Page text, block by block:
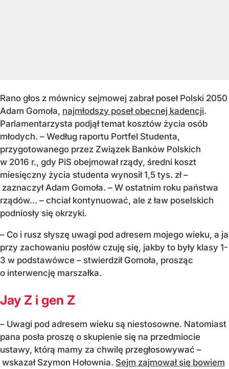
Rano głos z mównicy sejmowej zabrał poseł Polski 2050
Adam Gomoła, najmłodszy poseł obecnej kadencji.
Parlamentarzysta podjął temat kosztów życia osób
młodych. – Według raportu Portfel Studenta,
przygotowanego przez Związek Banków Polskich
w 2016 r., gdy PiS obejmował rządy, średni koszt
miesięczny życia studenta wynosił 1,5 tys. zł –
zaznaczył Adam Gomoła. – W ostatnim roku państwa
rządów... – chciał kontynuować, ale z ław poselskich
podniosły się okrzyki.
– Co i rusz słyszę uwagi pod adresem mojego wieku, a ja
przy zachowaniu posłów czuję się, jakby to były klasy 1-
3 w podstawówce – stwierdził Gomoła, prosząc
o interwencję marszałka.
Jay Z i gen Z
– Uwagi pod adresem wieku są niestosowne. Natomiast
pana posła proszę o skupienie się na przedmiocie
ustawy, którą mamy za chwilę przegłosowywać –
wskazał Szymon Hołownia. Sejm zajmował się bowiem